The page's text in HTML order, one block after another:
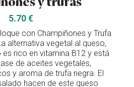
5.70 €
con Champiñones y Trufa
alternativa vegetal al queso,
rico en vitamina B12 y está
de aceites vegetales,
y aroma de trufa negra. El
hacen de este queso